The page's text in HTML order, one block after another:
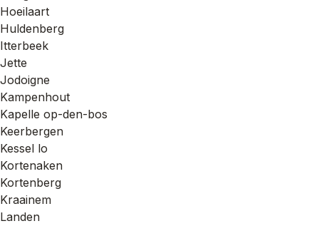
Hoeilaart
Huldenberg
Itterbeek
Jette
Jodoigne
Kampenhout
Kapelle op-den-bos
Keerbergen
Kessel lo
Kortenaken
Kortenberg
Kraainem
Landen